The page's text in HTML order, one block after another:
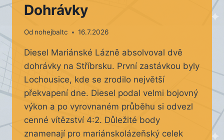
Dohrávky
Od nohejbaltc 16.7.2026
Diesel Mariánské Lázně absolvoval dvě
dohrávky na Stříbrsku. První zastávkou byly
Lochousice, kde se zrodilo největší
překvapení dne. Diesel podal velmi bojovný
výkon a po vyrovnaném průběhu si odvezl
cenné vítězství 4:2. Důležité body
znamenají pro mariánskolázeňský celek